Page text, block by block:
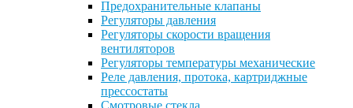
Предохранительные клапаны
Регуляторы давления
Регуляторы скорости вращения
вентиляторов
Регуляторы температуры механические
Реле давления, протока, картриджные
прессостаты
Смотровые стекла